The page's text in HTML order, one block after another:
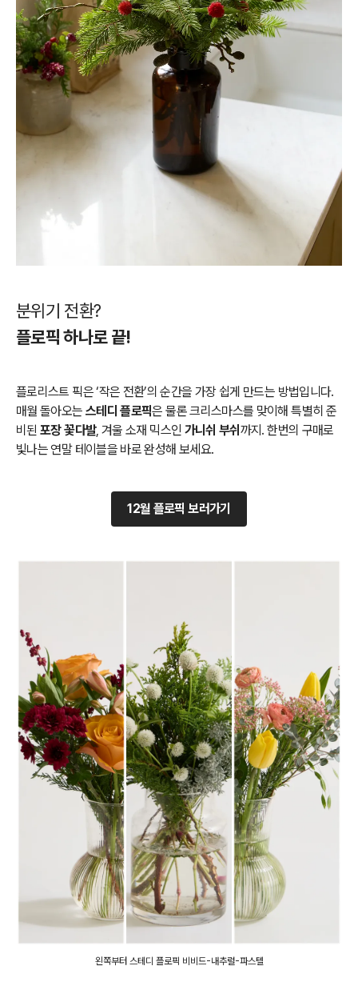
분위기 전환?
플로픽 하나로 끝!
플로리스트 픽은 ‘작은 전환’의 순간을 가장 쉽게 만드는 방법입니다.
매월 돌아오는 스테디 플로픽은 물론 크리스마스를 맞이해 특별히 준
비된포장 꽃다발, 겨울 소재 믹스인 가니쉬 부쉬 까지. 한번의 구매로
빛나는 연말 테이블을 바로 완성해 보세요.
12월 플로픽 보러가기
왼쪽부터 스테디 플로픽 비비드-내추럴-파스텔